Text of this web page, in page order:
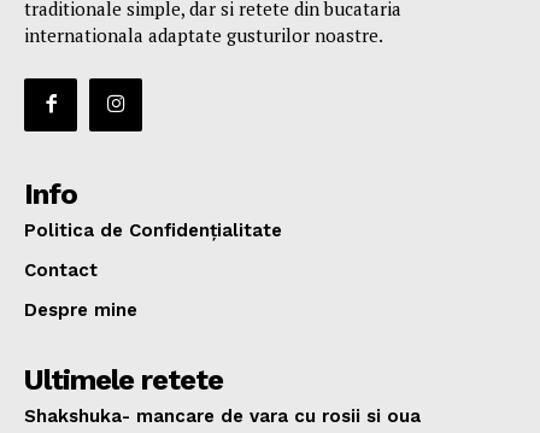
traditionale simple, dar si retete din bucataria
internationala adaptate gusturilor noastre.
Info
Politica de Confidențialitate
Contact
Despre mine
Ultimele retete
Shakshuka- mancare de vara cu rosii si oua